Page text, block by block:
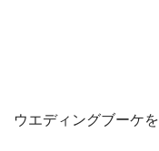
ウエディングブーケを